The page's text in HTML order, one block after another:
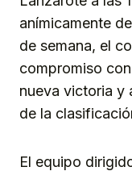
anímicamente
de semana, el
compromiso
nueva victoria y
de la
El equipo